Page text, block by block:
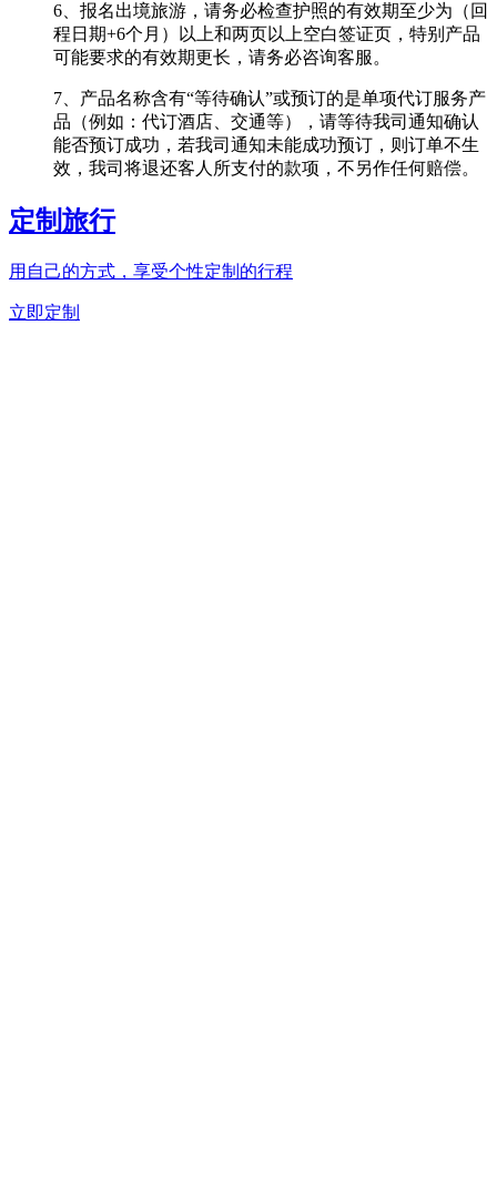
6、报名出境旅游，请务必检查护照的有效期至少为（回
程日期+6个月）以上和两页以上空白签证页，特别产品
可能要求的有效期更长，请务必咨询客服。
7、产品名称含有“等待确认”或预订的是单项代订服务产
品（例如：代订酒店、交通等），请等待我司通知确认
能否预订成功，若我司通知未能成功预订，则订单不生
效，我司将退还客人所支付的款项，不另作任何赔偿。
定制旅行
用自己的方式，享受个性定制的行程
立即定制